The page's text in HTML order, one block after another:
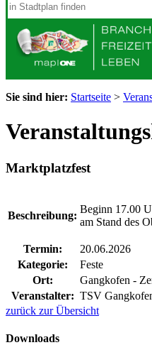
Sie sind hier: Startseite >
Marktplatzfest
Beschreibung:
Beginn 17.00
am Stand des
Termin:
20.06.2026
Kategorie:
Feste
Ort:
Gangkofen -
Veranstalter: TSV
zurück zur Übersicht
Downloads